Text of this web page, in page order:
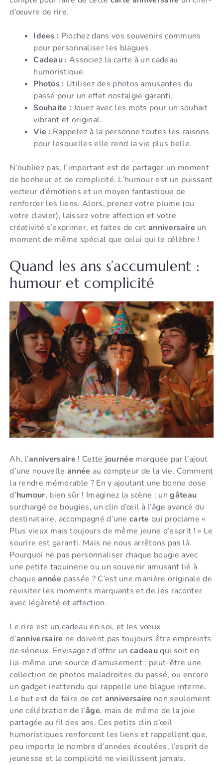
d’œuvre de rire.
Idees : Piochez dans vos souvenirs communs
pour personnaliser les blagues.
Cadeau : Associez la carte à un cadeau
humoristique.
Photos : Utilisez des photos amusantes du
passé pour un effet nostalgie garanti.
Souhaite : Jouez avec les mots pour un souhait
vibrant et original.
Vie : Rappelez à la personne toutes les raisons
pour lesquelles elle rend la vie plus belle.
N’oubliez pas, l’important est de partager un moment
de bonheur et de complicité. L’humour est un puissant
vecteur d’émotions et un moyen fantastique de
renforcer les liens. Alors, prenez votre plume (ou
votre clavier), laissez votre affection et votre
créativité s’exprimer, et faites de cet anniversaire un
moment de même spécial que celui qui le célèbre !
Quand les ans s’accumulent :
humour et complicité
Ah, l’anniversaire ! Cette journée marquée par l’ajout
d’une nouvelle année au compteur de la vie. Comment
la rendre mémorable ? En y ajoutant une bonne dose
d’humour, bien sûr ! Imaginez la scène : ungâteau
surchargé de bougies, un clin d’œil à l’âge avancé du
destinataire, accompagné d’unecarte qui proclame «
Plus vieux mais toujours de même jeune d’esprit ! » Le
sourire est garanti. Mais ne nous arrêtons pas là.
Pourquoi ne pas personnaliser chaque bougie avec
une petite taquinerie ou un souvenir amusant lié à
chaqueannée passée ? C’est une manière originale de
revisiter les moments marquants et de les raconter
avec légèreté et affection.
Le rire est un cadeau en soi, et les vœux
d’anniversaire ne doivent pas toujours être empreints
de sérieux. Envisagez d’offrir uncadeauqui soit en
lui-même une source d’amusement : peut-être une
collection de photos maladroites du passé, ou encore
un gadget inattendu qui rappelle une blague interne.
Le but est de faire de cet anniversaire non seulement
une célébration de l’âge, mais de même de la joie
partagée au fil des ans. Ces petits clin d’œil
humoristiques renforcent les liens et rappellent que,
peu importe le nombre d’années écoulées, l’esprit de
jeunesse et la complicité ne vieillissent jamais.